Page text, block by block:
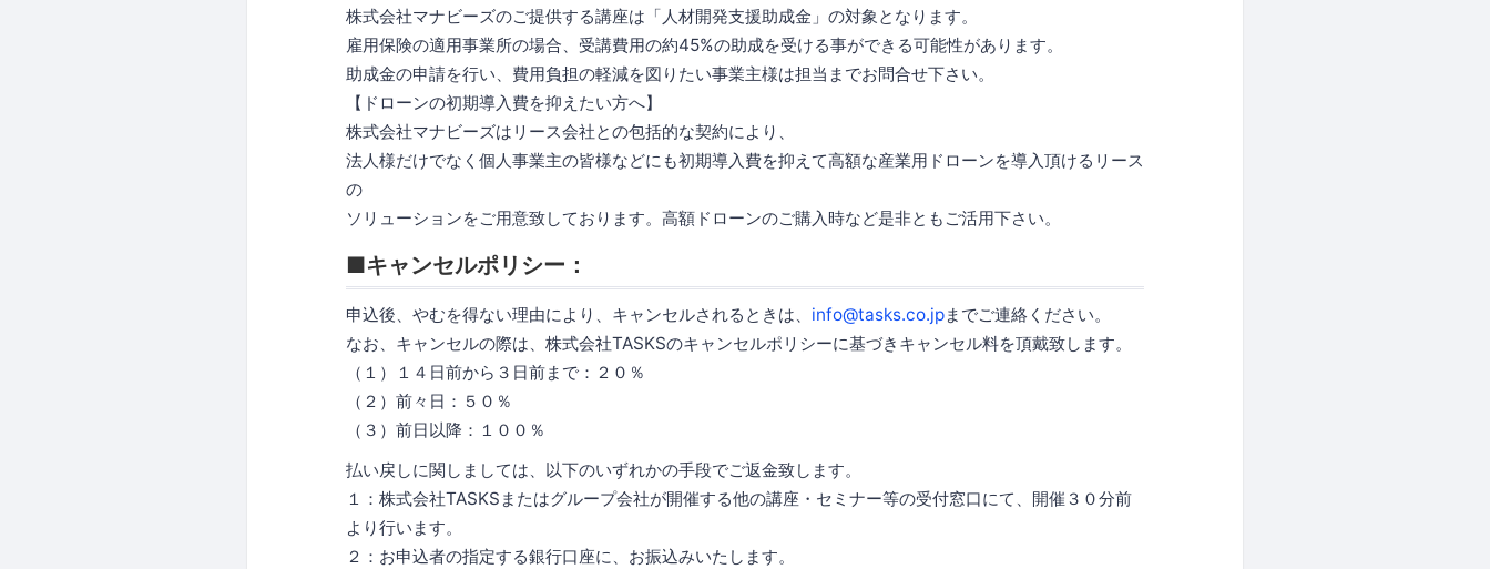
株式会社マナビーズのご提供する講座は「人材開発支援助成金」の対象となります。
雇用保険の適用事業所の場合、受講費用の約45%の助成を受ける事ができる可能性があります。
助成金の申請を行い、費用負担の軽減を図りたい事業主様は担当までお問合せ下さい。
【ドローンの初期導入費を抑えたい方へ】
株式会社マナビーズはリース会社との包括的な契約により、
法人様だけでなく個人事業主の皆様などにも初期導入費を抑えて高額な産業用ドローンを導入頂けるリース
の
ソリューションをご用意致しております。高額ドローンのご購入時など是非ともご活用下さい。
■キャンセルポリシー：
申込後、やむを得ない理由により、キャンセルされるときは、 info@tasks.co.jpまでご連絡ください。
なお、キャンセルの際は、株式会社TASKSのキャンセルポリシーに基づきキャンセル料を頂戴致します。
（１）１４日前から３日前まで：２０％
（２）前々日：５０％
（３）前日以降：１００％
払い戻しに関しましては、以下のいずれかの手段でご返金致します。
１：株式会社TASKSまたはグループ会社が開催する他の講座・セミナー等の受付窓口にて、開催３０分前
より行います。
２：お申込者の指定する銀行口座に、お振込みいたします。